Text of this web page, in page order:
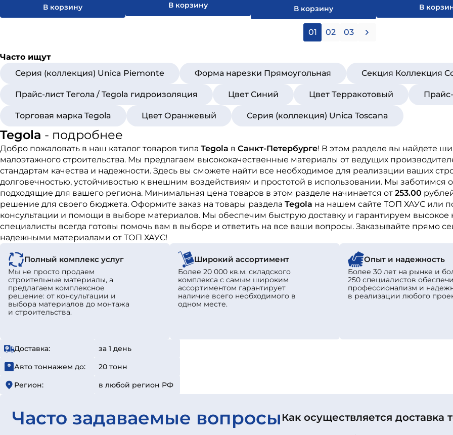
В корзину В корзину В корзину В
01 02 03
Часто ищут
Серия (коллекция) Unica Piemonte
Форма нарезки Прямоугольная Секция Коллекция
Прайс-лист Тегола / Tegola гидроизоляция Цвет Синий Цвет Терракотовый
Торговая марка Tegola Цвет Оранжевый Серия (коллекция) Unica Toscana
Tegola - подробнее
Добро пожаловать в наш каталог товаров типа Tegola в Санкт-Петербурге! В этом разделе вы найдете
малоэтажного строительства. Мы предлагаем высококачественные материалы от ведущих
стандартам качества и надежности. Здесь вы сможете найти все необходимое для реализации ваших
долговечностью, устойчивостью к внешним воздействиям и простотой в использовании. Мы заботимся
подходящие для вашего региона. Минимальная цена товаров в этом разделе начинается от 253.00
решение для своего бюджета. Оформите заказ на товары раздела Tegola на нашем сайте ТОП ХАУС или
консультации и помощи в выборе материалов. Мы обеспечим быструю доставку и гарантируем высокое
специалисты всегда готовы помочь вам в выборе и ответить на все ваши вопросы. Заказывайте прямо
надежными материалами от ТОП ХАУС!
Полный комплекс услуг
Мы не просто продаем
строительные материалы, а
предлагаем комплексное
решение: от консультации и
выбора материалов до монтажа
и строительства.
Широкий ассортимент
Более 20 000 кв.м. складского
комплекса с самым широким
ассортиментом гарантирует
наличие всего необходимого в
одном месте.
Опыт и надежность
Более 30 лет на рынке и
250 специалистов
профессионализм и
в реализации любого
Доставка:
за 1 день
Авто тоннажем до:
20 тонн
Регион:
в любой регион РФ
Часто задаваемые вопросы Как осуществляется доставка